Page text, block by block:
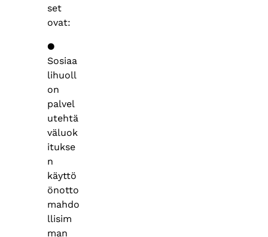
set
ovat:
●
Sosiaa
lihuoll
on
palvel
utehtä
väluok
itukse
n
käyttö
önotto
mahdo
llisim
man